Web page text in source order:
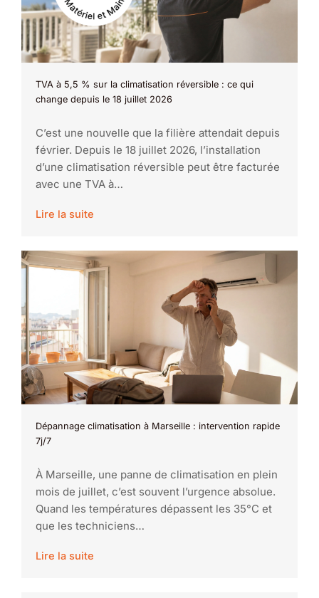
TVA à 5,5 % sur la climatisation réversible : ce qui
change depuis le 18 juillet 2026
C’est une nouvelle que la filière attendait depuis
février. Depuis le 18 juillet 2026, l’installation
d’une climatisation réversible peut être facturée
avec une TVA à…
Lire la suite
Dépannage climatisation à Marseille : intervention rapide
7j/7
À Marseille, une panne de climatisation en plein
mois de juillet, c’est souvent l’urgence absolue.
Quand les températures dépassent les 35°C et
que les techniciens…
Lire la suite